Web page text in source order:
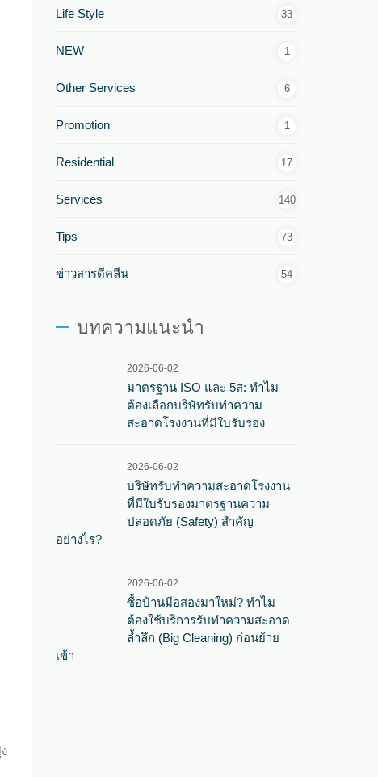
Life Style 33
NEW 1
Other Services 6
Promotion 1
Residential 17
Services 140
Tips 73
ข่าวสารดีคลีน 54
บทความแนะนำ
2026-06-02
มาตรฐาน ISO และ 5ส: ทำไม
ต้องเลือกบริษัทรับทำความ
สะอาดโรงงานที่มีใบรับรอง
2026-06-02
บริษัทรับทำความสะอาดโรงงาน
ที่มีใบรับรองมาตรฐานความ
ปลอดภัย (Safety) สำคัญ
อย่างไร?
2026-06-02
ซื้อบ้านมือสองมาใหม่? ทำไม
ต้องใช้บริการรับทำความสะอาด
ล้ำลึก (Big Cleaning) ก่อนย้าย
เข้า